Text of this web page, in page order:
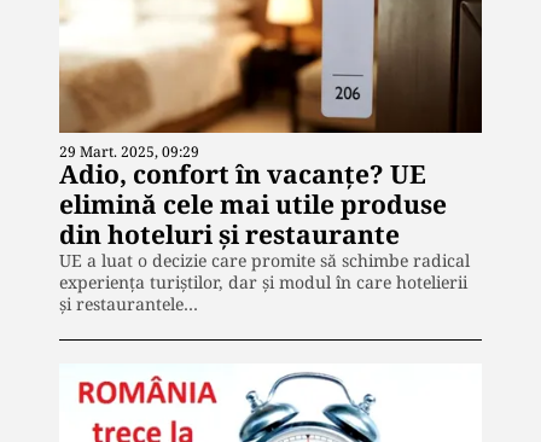
29 Mart. 2025, 09:29
Adio, confort în vacanțe? UE
elimină cele mai utile produse
din hoteluri și restaurante
UE a luat o decizie care promite să schimbe radical
experiența turiștilor, dar și modul în care hotelierii
și restaurantele…